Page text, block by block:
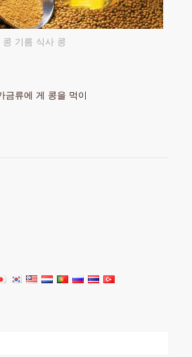
콩 기름 식사 콩
금류에 게 콩을 먹이